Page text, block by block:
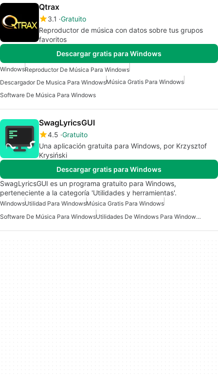
Qtrax
3.1 Gratuito
Reproductor de música con datos sobre tus grupos
favoritos
Descargar gratis para Windows
WindowsReproductor De Música Para Windows
Descargador De Musica Para WindowsMúsica Gratis Para Windows
Software De Música Para Windows
SwagLyricsGUI
4.5 Gratuito
Una aplicación gratuita para Windows, por Krzysztof
Krysiński
Descargar gratis para Windows
SwagLyricsGUI es un programa gratuito para Windows,
perteneciente a la categoría 'Utilidades y herramientas'.
WindowsUtilidad Para WindowsMúsica Gratis Para Windows
Software De Música Para Windows
Utilidades De Windows Para Windows 10